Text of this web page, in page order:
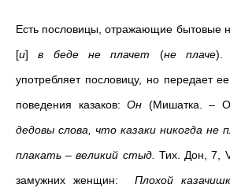
Есть пословицы, отражающие бытовые
[и]в беде не плачет (не плаче).
употребляет пословицу, но передает
поведения казаков:Он (Мишатка. –
дедовы слова, что казаки никогда не
плакать – великий стыд. Тих. Дон, 7,
замужних женщин: Плохой